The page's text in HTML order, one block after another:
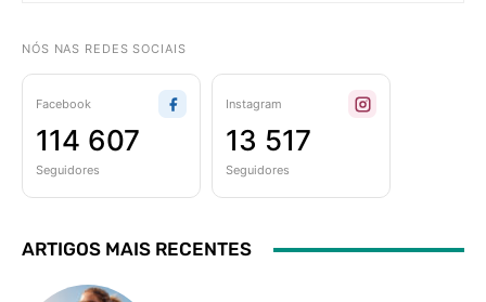
NÓS NAS REDES SOCIAIS
Facebook
114 607
Seguidores
Instagram
13 517
Seguidores
ARTIGOS MAIS RECENTES